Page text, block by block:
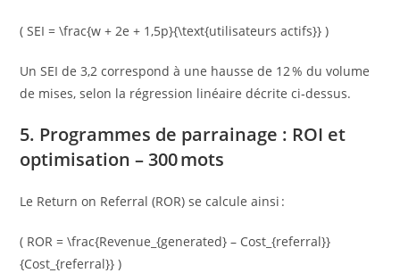
( SEI = \frac{w + 2e + 1,5p}{\text{utilisateurs actifs}} )
Un SEI de 3,2 correspond à une hausse de 12 % du volume
de mises, selon la régression linéaire décrite ci‑dessus.
5. Programmes de parrainage : ROI et
optimisation – 300 mots
Le Return on Referral (ROR) se calcule ainsi :
( ROR = \frac{Revenue_{generated} – Cost_{referral}}
{Cost_{referral}} )